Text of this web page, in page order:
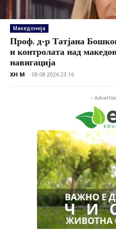
Македонија
Проф. д-р Татјана
и контролата над
навигација
XH M - 08.08.2026 23:16
-